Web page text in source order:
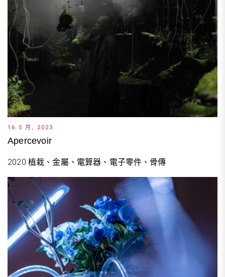
16 5 月, 2023
Apercevoir
2020 植栽、金屬、電算器、電子零件、骨傳